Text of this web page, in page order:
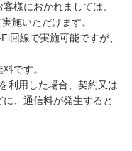
様におかれましては、
施いただけます。
回線で実施可能ですが、
です。
利用した場合、契約又は
、通信料が発生すると